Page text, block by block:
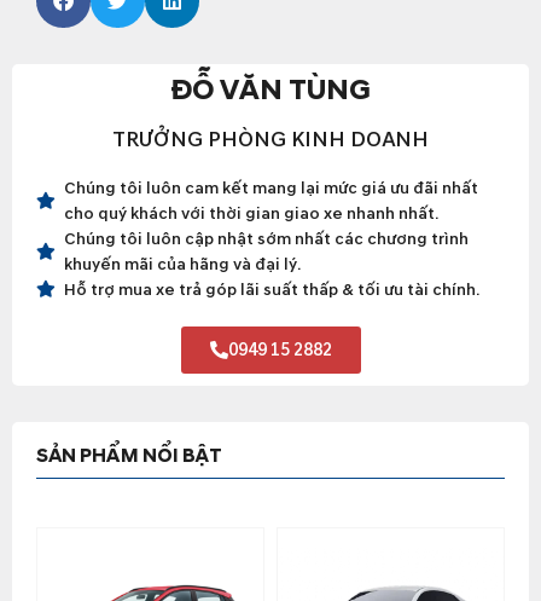
ĐỖ VĂN TÙNG
TRƯỞNG PHÒNG KINH DOANH
Chúng tôi luôn cam kết mang lại mức giá ưu đãi nhất
cho quý khách với thời gian giao xe nhanh nhất.
Chúng tôi luôn cập nhật sớm nhất các chương trình
khuyến mãi của hãng và đại lý.
Hỗ trợ mua xe trả góp lãi suất thấp & tối ưu tài chính.
0949 15 2882
SẢN PHẨM NỔI BẬT